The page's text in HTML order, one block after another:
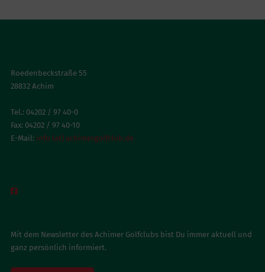
Roedenbeckstraße 55
28832 Achim
Tel.: 04202 / 97 40-0
Fax: 04202 / 97 40-10
E-Mail: info (at) achimergolfclub.de

Mit dem Newsletter des Achimer Golfclubs bist Du immer aktuell und
ganz persönlich informiert.